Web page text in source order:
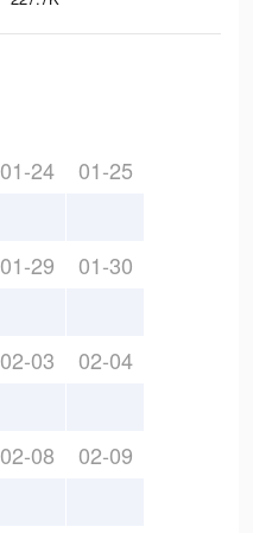
01-24 01-25
01-29 01-30
02-03 02-04
02-08 02-09